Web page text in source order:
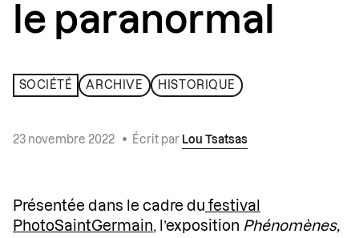
le paranormal
SOCIÉTÉ ARCHIVE HISTORIQUE
23 novembre 2022 • Écrit par Lou Tsatsas
Présentée dans le cadre du festival
PhotoSaintGermain, l’exposition Phénomènes,